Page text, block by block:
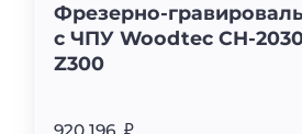
Фрезерно-
с ЧПУ Woodtec CH-
Z300
920 196 ₽